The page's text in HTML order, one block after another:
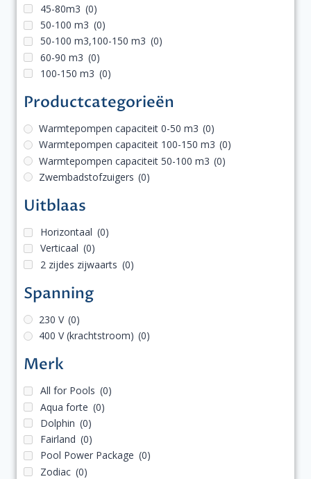
45-80m3 (0)
50-100 m3 (0)
50-100 m3,100-150 m3 (0)
60-90 m3 (0)
100-150 m3 (0)
Productcategorieën
Warmtepompen capaciteit 0-50 m3 (0)
Warmtepompen capaciteit 100-150 m3 (0)
Warmtepompen capaciteit 50-100 m3 (0)
Zwembadstofzuigers (0)
Uitblaas
Horizontaal (0)
Verticaal (0)
2 zijdes zijwaarts (0)
Spanning
230 V (0)
400 V (krachtstroom) (0)
Merk
All for Pools (0)
Aqua forte (0)
Dolphin (0)
Fairland (0)
Pool Power Package (0)
Zodiac (0)